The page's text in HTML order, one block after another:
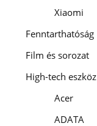
Xiaomi
Fenntarthatóság
Film és sorozat
High-tech eszköz
Acer
ADATA